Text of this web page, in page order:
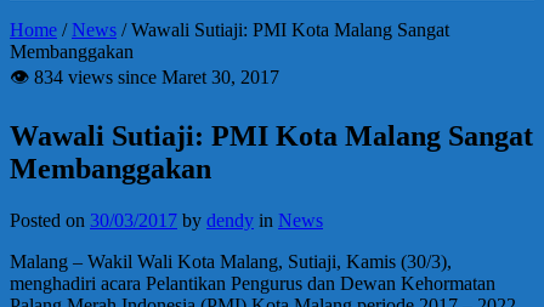
Home /News /Wawali Sutiaji: PMI Kota Malang Sangat
Membanggakan
👁 834 views since Maret 30, 2017
Wawali Sutiaji: PMI Kota Malang Sangat
Membanggakan
Posted on 30/03/2017 by dendy in News
Malang – Wakil Wali Kota Malang, Sutiaji, Kamis (30/3),
menghadiri acara Pelantikan Pengurus dan Dewan Kehormatan